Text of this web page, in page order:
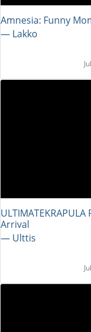
Amnesia: Funny
― Lakko
Arrival
― Ulttis